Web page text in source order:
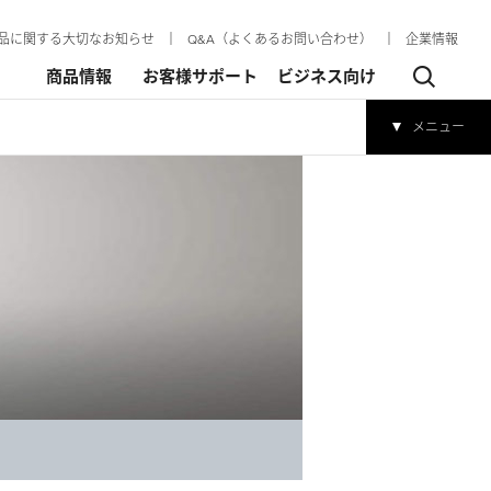
に関する大切なお知らせ Q&A（よくあるお問い合わせ） 企業情報
商品情報 お客様サポート ビジネス向け
メニュー